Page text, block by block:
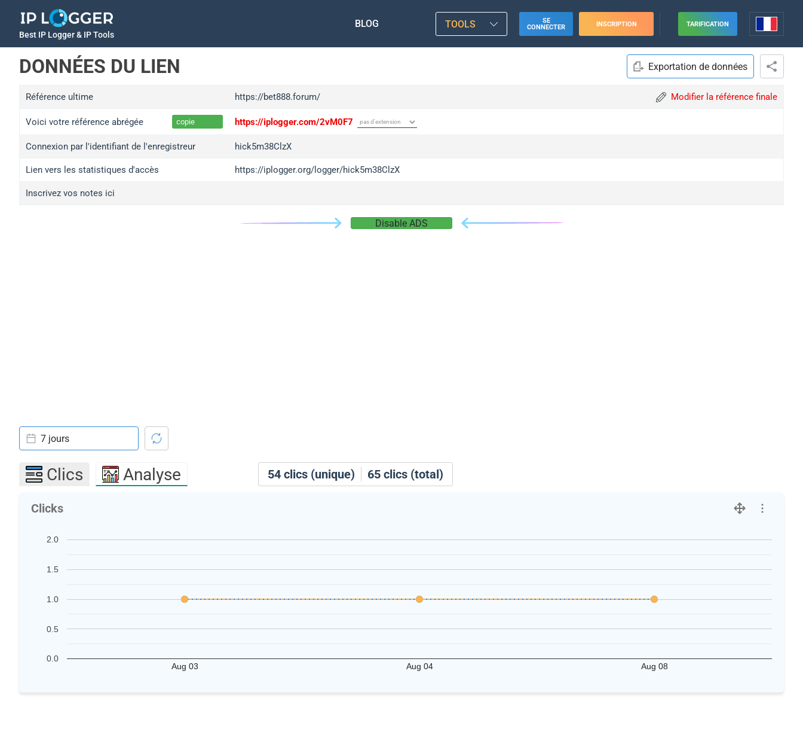
Best IP Logger & IP Tools
BLOG TOOLS
SE
CONNECTER
INSCRIPTION TARIFICATION
DONNÉES DU LIEN Exportation de données
Référence ultime https://bet888.forum/ Modifier la référence finale
Voici votre référence abrégée copie https://iplogger.com/2vM0F7
Connexion par l'identifiant de l'enregistreur hick5m38ClzX
Lien vers les statistiques d'accès https://iplogger.org/logger/hick5m38ClzX
Inscrivez vos notes ici
Disable ADS
54 clics (unique) 65 clics (total)
7 jours
Clics Analyse
Clicks
Aug 03 Aug 04 Aug 08
0.0
0.5
1.0
1.5
2.0